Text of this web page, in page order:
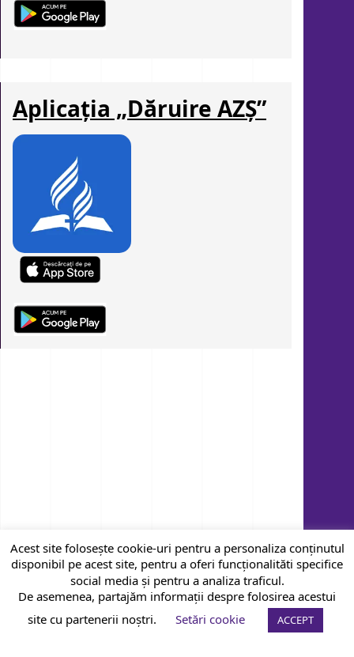
Aplicația „Dăruire AZȘ”
Acest site folosește cookie-uri pentru a personaliza conținutul
disponibil pe acest site, pentru a oferi funcționalităti specifice
social media și pentru a analiza traficul.
De asemenea, partajăm informații despre folosirea acestui
site cu partenerii noștri.
Setări cookie ACCEPT